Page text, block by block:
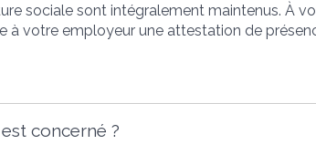
sociale sont intégralement maintenus. À
à votre employeur une attestation de
concerné ?